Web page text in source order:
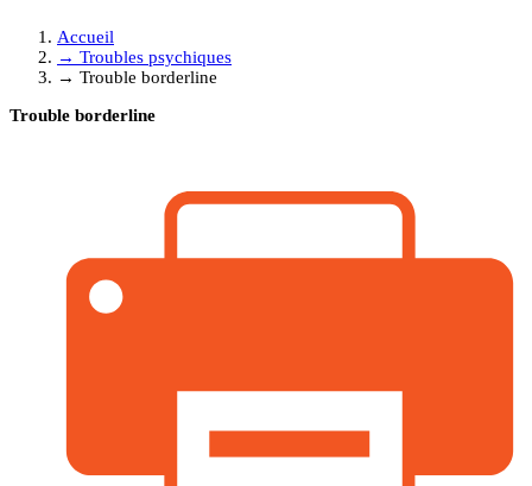
Accueil
→ Troubles psychiques
→ Trouble borderline
Trouble borderline